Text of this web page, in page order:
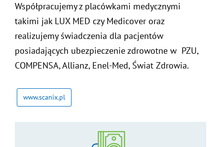
Współpracujemy z placówkami medycznymi
takimi jak LUX MED czy Medicover oraz
realizujemy świadczenia dla pacjentów
posiadających ubezpieczenie zdrowotne w PZU,
COMPENSA, Allianz, Enel-Med, Świat Zdrowia.
www.scanix.pl